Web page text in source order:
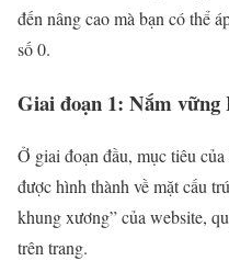
đến nâng cao mà bạn có thể
số 0.
Giai đoạn 1: Nắm
Ở giai đoạn đầu, mục tiêu
được hình thành về mặt cấu
khung xương” của website,
trên trang.